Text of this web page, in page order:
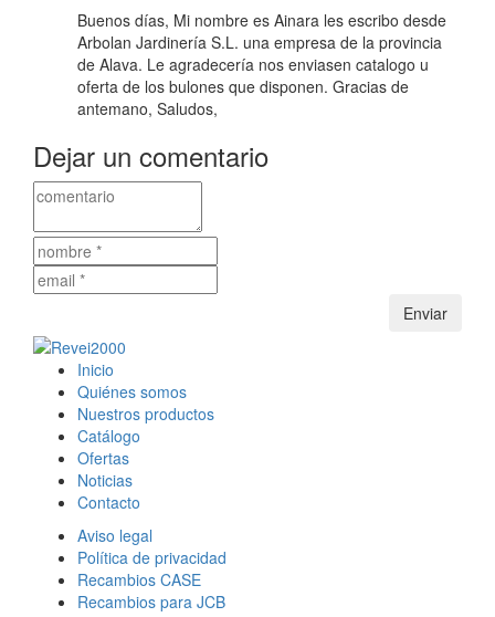
Buenos días, Mi nombre es Ainara les escribo desde
Arbolan Jardinería S.L. una empresa de la provincia
de Alava. Le agradecería nos enviasen catalogo u
oferta de los bulones que disponen. Gracias de
antemano, Saludos,
Dejar un comentario
Inicio
Quiénes somos
Nuestros productos
Catálogo
Ofertas
Noticias
Contacto
Aviso legal
Política de privacidad
Recambios CASE
Recambios para JCB